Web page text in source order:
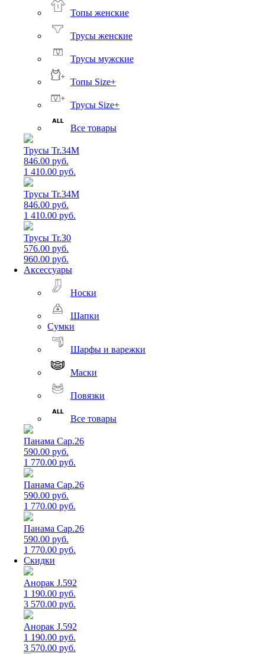
Топы женские
Трусы женские
Трусы мужские
Топы Size+
Трусы Size+
Все товары
Трусы Tr.34M
846.00 руб.
1 410.00 руб.
Трусы Tr.34M
846.00 руб.
1 410.00 руб.
Трусы Tr.30
576.00 руб.
960.00 руб.
Аксессуары
Носки
Шапки
Сумки
Шарфы и варежки
Маски
Повязки
Все товары
Панама Cap.26
590.00 руб.
1 770.00 руб.
Панама Cap.26
590.00 руб.
1 770.00 руб.
Панама Cap.26
590.00 руб.
1 770.00 руб.
Скидки
Анорак J.592
1 190.00 руб.
3 570.00 руб.
Анорак J.592
1 190.00 руб.
3 570.00 руб.